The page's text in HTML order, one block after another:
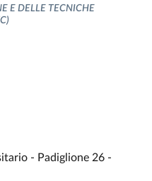
E DELLE TECNICHE
- Padiglione 26 -